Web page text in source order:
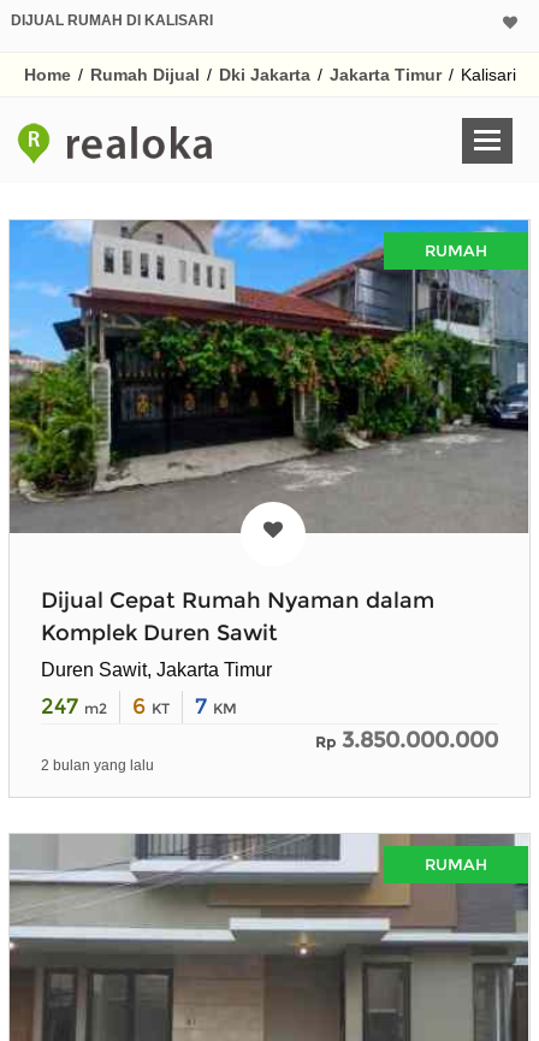
DIJUAL RUMAH DI KALISARI
Home / Rumah Dijual / Dki Jakarta / Jakarta Timur / Kalisari
RUMAH
Dijual Cepat Rumah Nyaman dalam
Komplek Duren Sawit
Duren Sawit, Jakarta Timur
247 m2 6 KT 7 KM
Rp 3.850.000.000
2 bulan yang lalu
RUMAH